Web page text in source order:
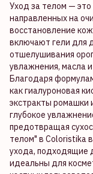
Уход за телом — это
направленных на
восстановление
включают гели для
отшелушивания
увлажнения, масла
Благодаря
как гиалуроновая
экстракты ромашки
глубокое
предотвращая
телом" в Coloristika
ухода, подходящие
идеальны для